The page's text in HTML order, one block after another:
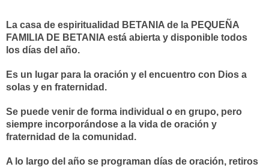
La casa de espiritualidad BETANIA de la PEQUEÑA
FAMILIA DE BETANIA está abierta y disponible todos
los días del año.
Es un lugar para la oración y el encuentro con Dios a
solas y en fraternidad.
Se puede venir de forma individual o en grupo, pero
siempre incorporándose a la vida de oración y
fraternidad de la comunidad.
A lo largo del año se programan días de oración, retiros